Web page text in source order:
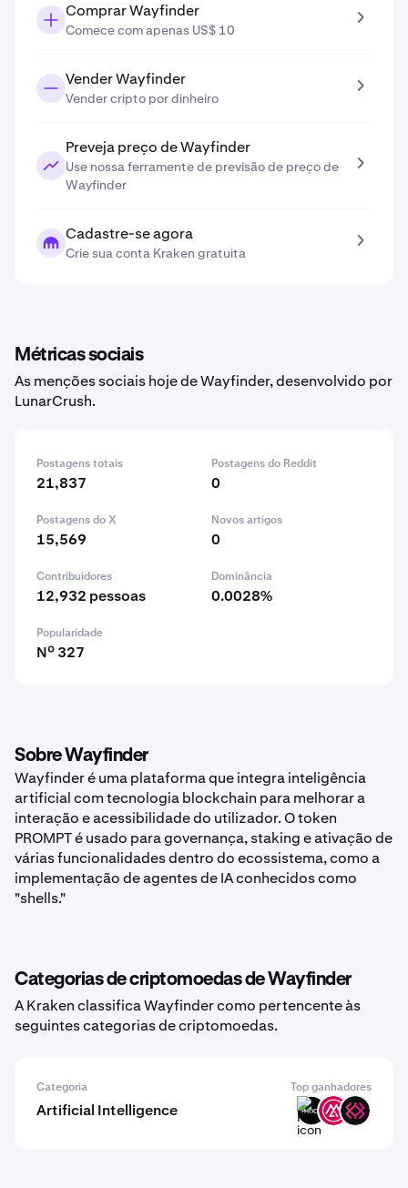
Comprar Wayfinder
Comece com apenas US$ 10
Vender Wayfinder
Vender cripto por dinheiro
Preveja preço de Wayfinder
Use nossa ferramente de previsão de preço de
Wayfinder
Cadastre-se agora
Crie sua conta Kraken gratuita
Métricas sociais
As menções sociais hoje de Wayfinder, desenvolvido por
LunarCrush.
Postagens totais
21,837
Postagens do Reddit
0
Postagens do X
15,569
Novos artigos
0
Contribuidores
12,932 pessoas
Dominância
0.0028%
Popularidade
Nº 327
Sobre Wayfinder
Wayfinder é uma plataforma que integra inteligência
artificial com tecnologia blockchain para melhorar a
interação e acessibilidade do utilizador. O token
PROMPT é usado para governança, staking e ativação de
várias funcionalidades dentro do ecossistema, como a
implementação de agentes de IA conhecidos como
"shells."
Categorias de criptomoedas de Wayfinder
A Kraken classifica Wayfinder como pertencente às
seguintes categorias de criptomoedas.
Categoria Top ganhadores
Artificial Intelligence PHOOD MSAI IMU